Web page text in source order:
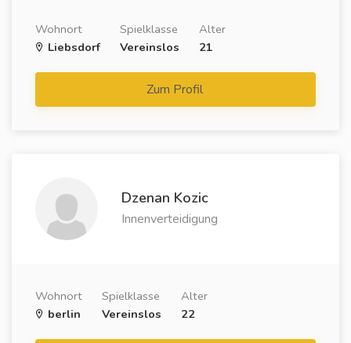
Wohnort
Liebsdorf
Spielklasse
Vereinslos
Alter
21
Zum Profil
Dzenan Kozic
Innenverteidigung
Wohnort
berlin
Spielklasse
Vereinslos
Alter
22